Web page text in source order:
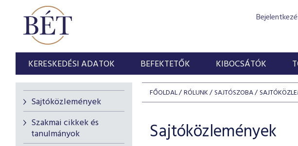
KERESKEDÉSI ADATOK BEFEKTETŐK KIBOCSÁTÓK
Sajtóközlemények
Szakmai cikkek és
tanulmányok
FŐOLDAL RÓLUNK SAJTÓSZOBA
Sajtóközlemények